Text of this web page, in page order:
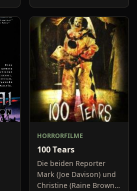
Samurai aus der
Schlacht in einen
abgelegenen Tempel
retten. Ein mysteriöser
Krieger und seine
Diener
HORRORFILME
100 Tears
Die beiden Reporter
Mark (Joe Davison) und
Christine (Raine Brown)